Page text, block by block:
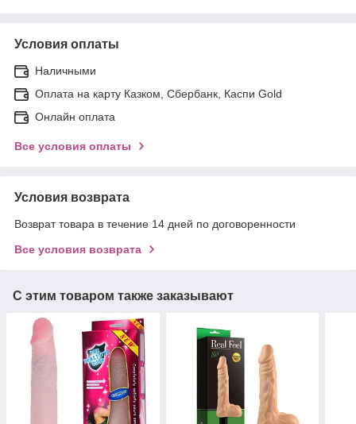
Условия оплаты
Наличными
Оплата на карту Казком, Сбербанк, Каспи Gold
Онлайн оплата
Все условия оплаты
Условия возврата
Возврат товара в течение 14 дней по договоренности
Все условия возврата
С этим товаром также заказывают